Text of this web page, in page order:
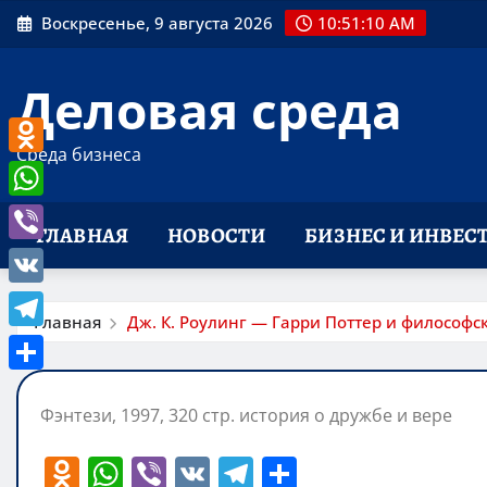
Перейти
к
Воскресенье, 9 августа 2026 10:51:11 AM
Деловая среда
Среда бизнеса
ГЛАВНАЯ НОВОСТИ БИЗНЕС И
Главная Дж. К. Роулинг — Гарри Поттер и
Фэнтези, 1997, 320 стр. история о дружбе и вере
O W Vi V T
Odnoklassniki
WhatsApp
Viber
VK
Telegram
Отправить